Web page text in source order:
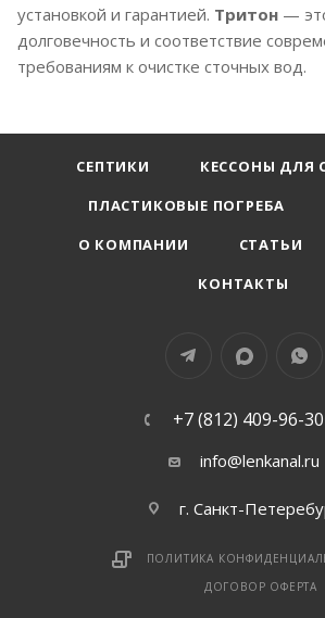
установкой и гарантией. Тритон —
долговечность и соответствие
требованиям к очистке сточных вод.
СЕПТИКИ
КЕССОНЫ ДЛЯ
ПЛАСТИКОВЫЕ ПОГРЕБА
О КОМПАНИИ
СТАТЬИ
КОНТАКТЫ
+7 (812) 409-96-30
info@lenkanal.ru
г. Санкт-
ПОЛИТИКА
ДОГОВОР ОФЕРТА